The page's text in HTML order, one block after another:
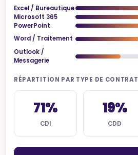
Excel / Bureautique
Microsoft 365
PowerPoint
Word / Traitement
Outlook /
Messagerie
RÉPARTITION PAR TYPE DE CONTRAT
71%
CDI
19%
CDD